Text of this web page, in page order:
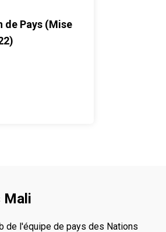
de Pays (Mise
Mali
de l'équipe de pays des Nations